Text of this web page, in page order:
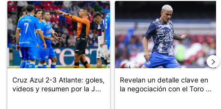
Un artículo de tendencia con el título "Cruz Azul 2-3 Atlante:
Cruz Azul 2-3 Atlante: goles,
videos y resumen por la J...
Un artículo de tendencia con
Revelan un detalle clave en
la negociación con el Toro ...